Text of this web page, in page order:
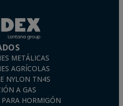
METÁLICAS
AGRÍCOLAS
NYLON TN4S
A GAS
HORMIGÓN